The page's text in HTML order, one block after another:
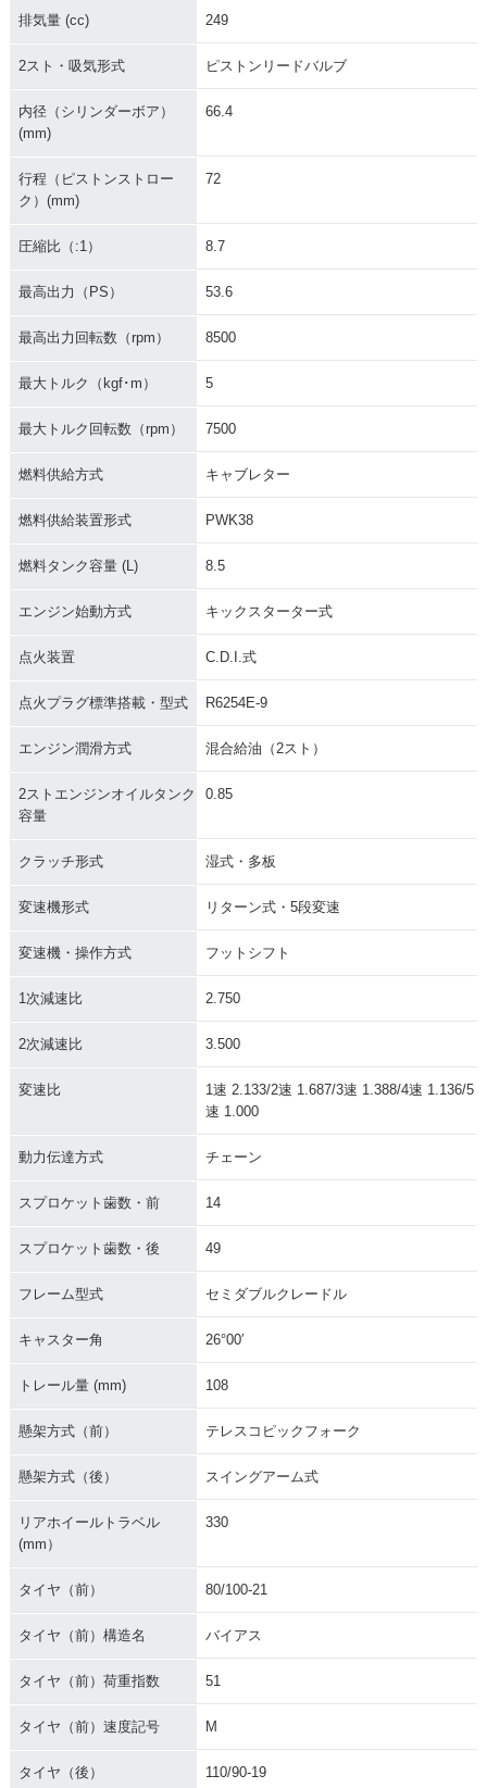
2002年 KX250 2000年 KX250
1998年 KX250 1997年 KX250
1992年 KX250 1991年 KX250
1977年 KX250
1975年 KX250・新
排気量 (cc) 249
2スト・吸気形式 ピストンリードバルブ
内径（シリンダーボア）
(mm)
66.4
行程（ピストンストロー
ク）(mm)
72
圧縮比（:1） 8.7
最高出力（PS） 53.6
最高出力回転数（rpm） 8500
最大トルク（kgf･m） 5
最大トルク回転数（rpm） 7500
燃料供給方式 キャブレター
燃料供給装置形式 PWK38
燃料タンク容量 (L) 8.5
エンジン始動方式 キックスターター式
点火装置 C.D.I.式
点火プラグ標準搭載・型式 R6254E-9
エンジン潤滑方式 混合給油（2スト）
2ストエンジンオイルタンク
容量
0.85
クラッチ形式 湿式・多板
変速機形式 リターン式・5段変速
変速機・操作方式 フットシフト
1次減速比 2.750
2次減速比 3.500
変速比
1速 2.133/2速 1.687/3速 1.388/4速 1.136/5
速 1.000
動力伝達方式 チェーン
スプロケット歯数・前 14
スプロケット歯数・後 49
フレーム型式 セミダブルクレードル
キャスター角 26°00′
トレール量 (mm) 108
懸架方式（前） テレスコピックフォーク
懸架方式（後） スイングアーム式
リアホイールトラベル
(mm）
330
タイヤ（前） 80/100-21
タイヤ（前）構造名 バイアス
タイヤ（前）荷重指数 51
タイヤ（前）速度記号 M
タイヤ（後） 110/90-19